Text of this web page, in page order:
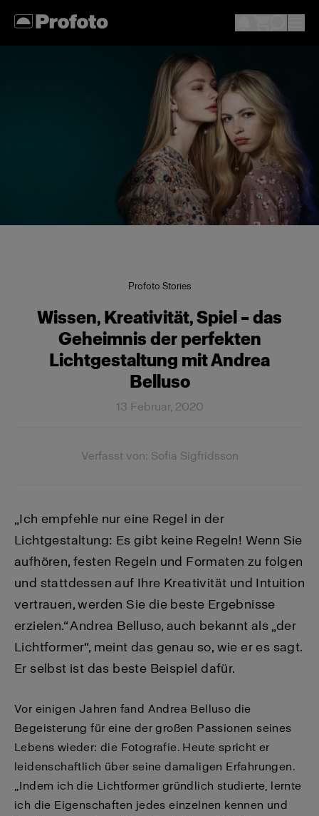
Profoto Stories
Wissen, Kreativität, Spiel – das
Geheimnis der perfekten
Lichtgestaltung mit Andrea
Belluso
13 Februar, 2020
Verfasst von: Sofia Sigfridsson
„Ich empfehle nur eine Regel in der
Lichtgestaltung: Es gibt keine Regeln! Wenn Sie
aufhören, festen Regeln und Formaten zu folgen
und stattdessen auf Ihre Kreativität und Intuition
vertrauen, werden Sie die beste Ergebnisse
erzielen.“ Andrea Belluso, auch bekannt als „der
Lichtformer“, meint das genau so, wie er es sagt.
Er selbst ist das beste Beispiel dafür.
Vor einigen Jahren fand Andrea Belluso die
Begeisterung für eine der großen Passionen seines
Lebens wieder: die Fotografie. Heute spricht er
leidenschaftlich über seine damaligen Erfahrungen.
„Indem ich die Lichtformer gründlich studierte, lernte
ich die Eigenschaften jedes einzelnen kennen und